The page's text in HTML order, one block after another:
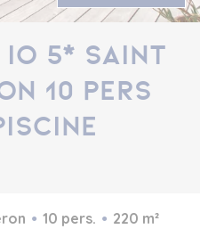
5* Saint
10 pers
10 pers.
220 m²